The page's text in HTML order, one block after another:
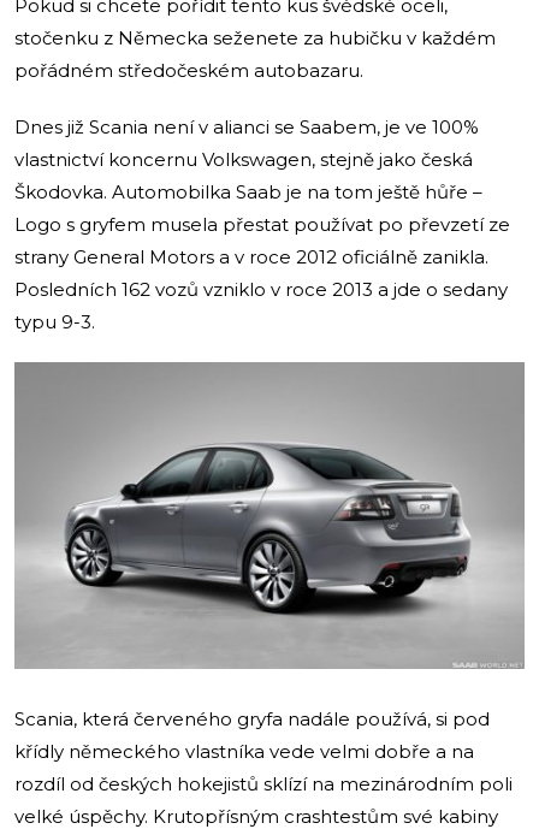
Pokud si chcete pořídit tento kus švédské oceli,
stočenku z Německa seženete za hubičku v každém
pořádném středočeském autobazaru.
Dnes již Scania není v alianci se Saabem, je ve 100%
vlastnictví koncernu Volkswagen, stejně jako česká
Škodovka. Automobilka Saab je na tom ještě hůře –
Logo s gryfem musela přestat používat po převzetí ze
strany General Motors a v roce 2012 oficiálně zanikla.
Posledních 162 vozů vzniklo v roce 2013 a jde o sedany
typu 9-3.
Scania, která červeného gryfa nadále používá, si pod
křídly německého vlastníka vede velmi dobře a na
rozdíl od českých hokejistů sklízí na mezinárodním poli
velké úspěchy. Krutopřísným crashtestům své kabiny